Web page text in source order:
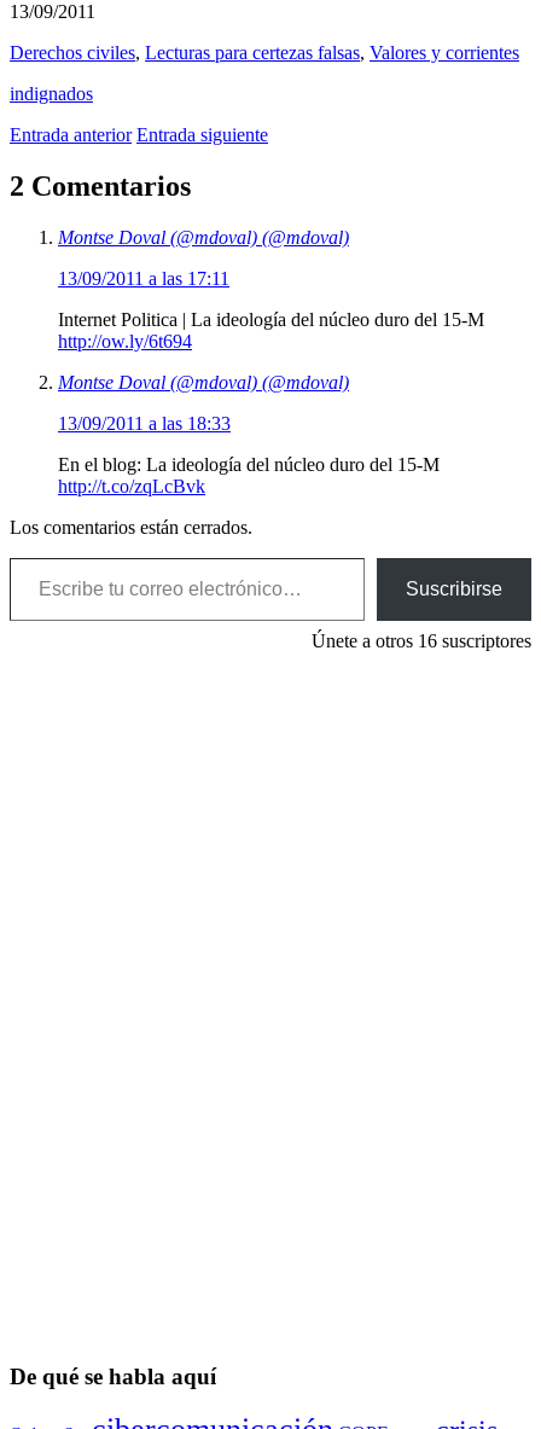
13/09/2011
Derechos civiles, Lecturas para certezas falsas, Valores y corrientes
indignados
Entrada anterior Entrada siguiente
2 Comentarios
Montse Doval (@mdoval) (@mdoval)
13/09/2011 a las 17:11
Internet Politica | La ideología del núcleo duro del 15-M
http://ow.ly/6t694
Montse Doval (@mdoval) (@mdoval)
13/09/2011 a las 18:33
En el blog: La ideología del núcleo duro del 15-M
http://t.co/zqLcBvk
Los comentarios están cerrados.
Escribe tu correo electrónico…
Suscribirse
Únete a otros 16 suscriptores
De qué se habla aquí